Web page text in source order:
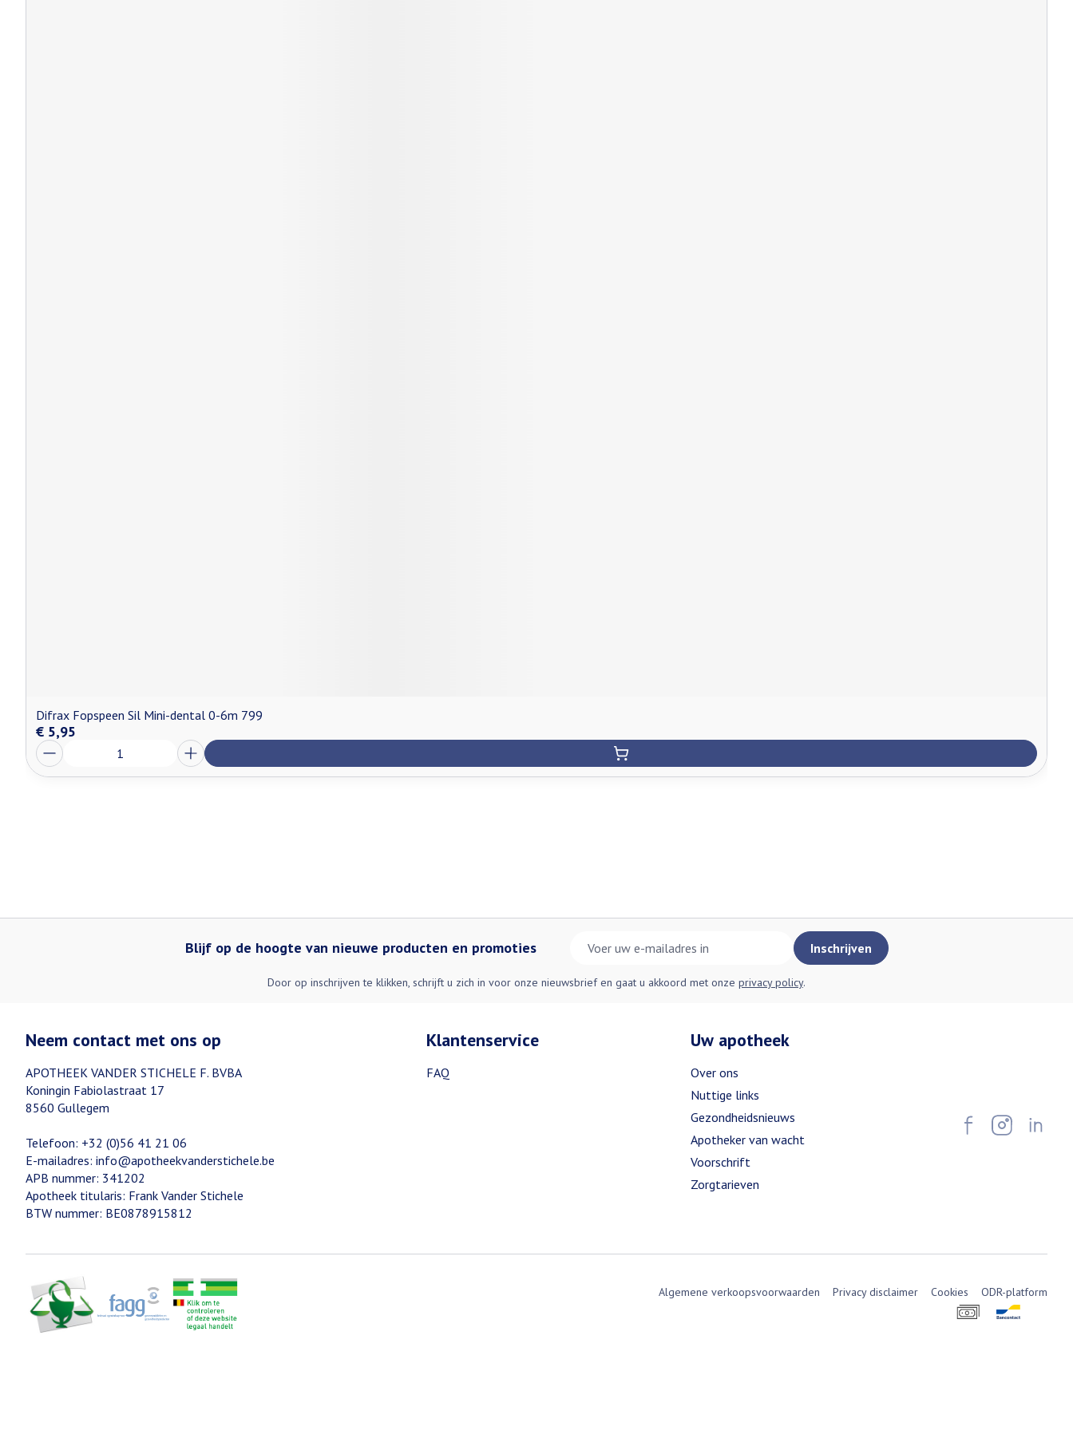
Difrax Fopspeen Sil Mini-dental 0-6m 799
€ 5,95
Aantal
Blijf op de hoogte van nieuwe producten en promoties Inschrijven
Door op inschrijven te klikken, schrijft u zich in voor onze nieuwsbrief en gaat u akkoord met onze privacy policy.
Neem contact met ons op
APOTHEEK VANDER STICHELE F. BVBA
Koningin Fabiolastraat 17
8560 Gullegem
Telefoon: +32 (0)56 41 21 06
E-mailadres: info@apotheekvanderstichele.be
APB nummer: 341202
Apotheek titularis: Frank Vander Stichele
BTW nummer: BE0878915812
Klantenservice
FAQ
Uw apotheek
Over ons
Nuttige links
Gezondheidsnieuws
Apotheker van wacht
Voorschrift
Zorgtarieven
Algemene verkoopsvoorwaarden Privacy disclaimer Cookies ODR-platform